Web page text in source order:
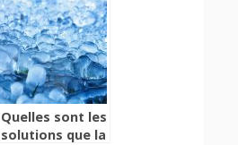
réussite
professionnelle
Quelles sont les
solutions que la